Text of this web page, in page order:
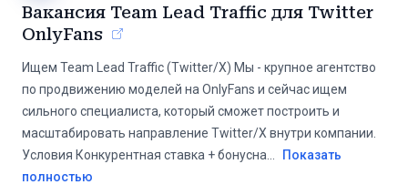
Вакансия Team Lead Traffic для Twitter
OnlyFans
Ищем Team Lead Traffic (Twitter/X) Мы - крупное агентство
по продвижению моделей на OnlyFans и сейчас ищем
сильного специалиста, который сможет построить и
масштабировать направление Twitter/X внутри компании.
Условия Конкурентная ставка + бонусна
Показать
полностью